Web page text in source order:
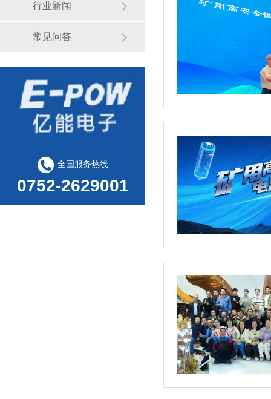
行业新闻
常见问答
全国服务热线
0752-2629001